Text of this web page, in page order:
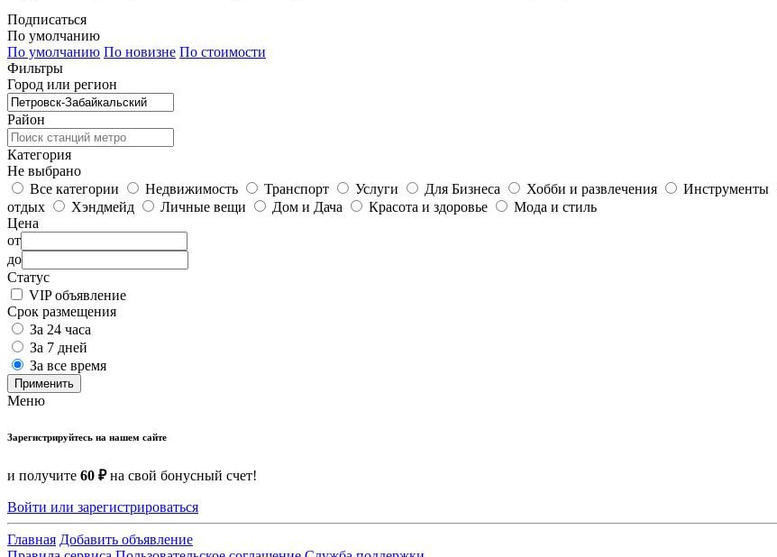
Подписаться
По умолчанию
По умолчанию По новизне По стоимости
Фильтры
Город или регион
Район
Категория
Не выбрано
Все категории
Недвижимость Транспорт Услуги Для Бизнеса Хобби и развлечения Инструменты
отдых
Хэндмейд Личные вещи Дом и Дача Красота и здоровье
Мода и стиль
Цена
от
до
Статус
VIP объявление
Срок размещения
За 24 часа
За 7 дней
За все время
Применить
Меню
Зарегистрируйтесь на нашем сайте
и получите 60 ₽на свой бонусный счет!
Войти или зарегистрироваться
Главная Добавить объявление